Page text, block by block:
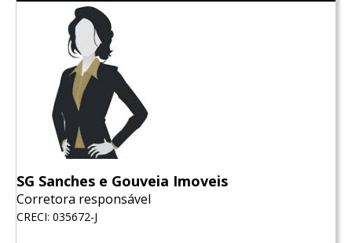
SG Sanches e Gouveia Imoveis
Corretora responsável
CRECI: 035672-J